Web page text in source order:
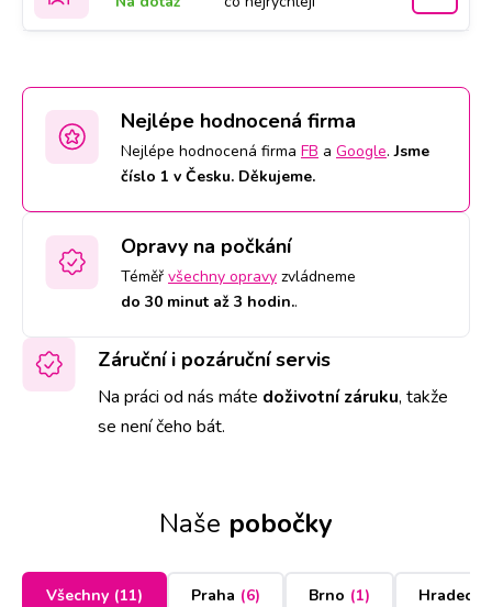
Nejlépe hodnocená firma
Nejlépe hodnocená firma FB a Google.Jsme
číslo 1 v Česku. Děkujeme.
Opravy na počkání
Téměř všechny opravy zvládneme
do 30 minut až 3 hodin..
Záruční i pozáruční servis
Na práci od nás máte doživotní záruku, takže
se není čeho bát.
Naše pobočky
Všechny (11) Praha (6) Brno (1) Hradec